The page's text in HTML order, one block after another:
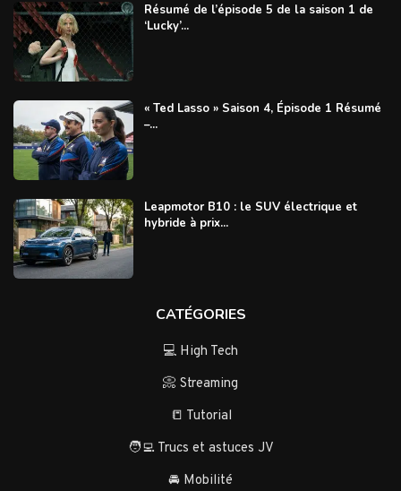
Résumé de l’épisode 5 de la saison 1 de
‘Lucky’...
« Ted Lasso » Saison 4, Épisode 1 Résumé
–...
Leapmotor B10 : le SUV électrique et
hybride à prix...
CATÉGORIES
💻 High Tech
📀 Streaming
📒 Tutorial
🧑‍💻 Trucs et astuces JV
🚘 Mobilité